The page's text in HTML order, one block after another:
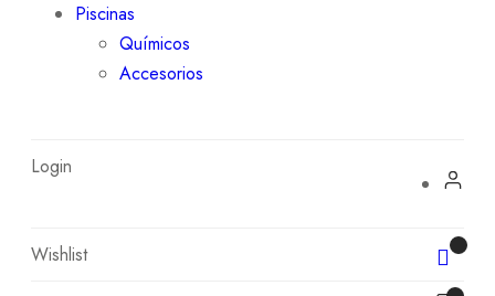
Piscinas
Químicos
Accesorios
Login
Wishlist